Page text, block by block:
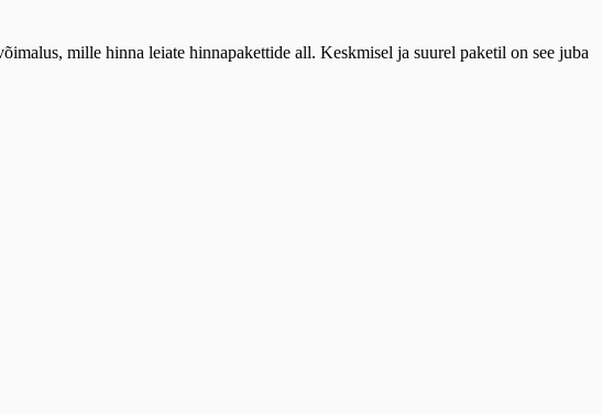
mille hinna leiate hinnapakettide all. Keskmisel ja suurel paketil on see juba